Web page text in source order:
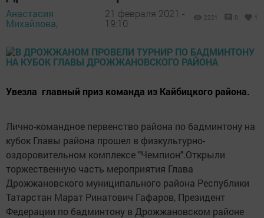
Анастасия
Михайлова,
21 февраля 2021 -
19:10
2221 0 1
Увезла главный приз команда из Кайбицкого района.
Лично-командное первенство района по бадминтону на
кубок Главы района прошел в физкультурно-
оздоровительном комплексе "Чемпион".Открыли
торжественную часть мероприятия Глава
Дрожжановского муниципального района Республики
Татарстан Марат Ринатович Гафаров, Президент
Федерации по бадминтону в Дрожжановском районе